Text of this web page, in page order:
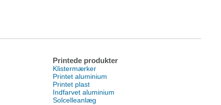
Printede produkter
Klistermærker
Printet aluminium
Printet plast
Indfarvet aluminium
Solcelleanlæg